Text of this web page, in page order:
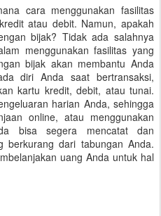
cara menggunakan fasilitas
atau debit. Namun, apakah
bijak? Tidak ada salahnya
menggunakan fasilitas yang
bijak akan membantu Anda
diri Anda saat bertransaksi,
kartu kredit, debit, atau tunai.
harian Anda, sehingga
online, atau menggunakan
bisa segera mencatat dan
berkurang dari tabungan Anda.
uang Anda untuk hal